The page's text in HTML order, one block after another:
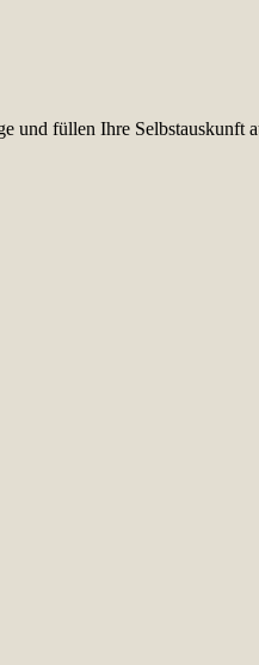
und füllen Ihre